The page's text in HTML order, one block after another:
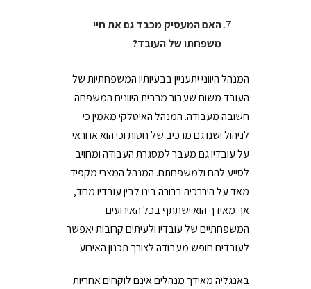
האם המעסיק מכבד גם את חיי
משפחתו של העובד?
המנהל היווני יתעניין בבעיותיו המשפחתיות של
העובד משום שעבור מרבית היוונים המשפחה
חשובה מעבודה. המנהל האיטלקי מאמין כי
לניהול ישנו גם מרכיב של חסות וכי הוא אחראי
על עובדיו גם מעבר למסגרת העבודה ומחויב
לסייע להם ולמשפחתם. המנהל המצרי מקפיד
מאד על היררכיה ברורה בינו לבין עובדיו מחד,
אך מאידך הוא ישתתף בכל האירועים
המשפחתיים של עובדיו ולעיתים קרובות יאפשר
לעובדים חופש מעבודה לצורך תכנון האירוע.
באנגליה מאידך מנהלים אינם לוקחים אחריות